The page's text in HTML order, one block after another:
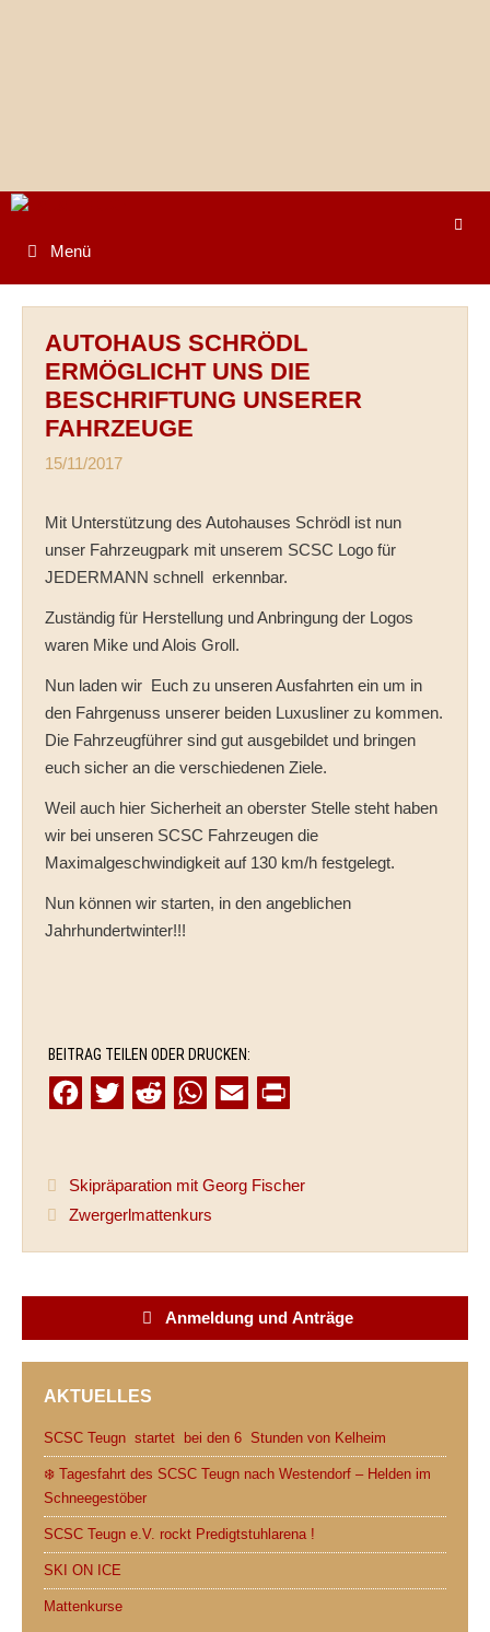
Menü
AUTOHAUS SCHRÖDL
ERMÖGLICHT UNS DIE
BESCHRIFTUNG UNSERER
FAHRZEUGE
15/11/2017
Mit Unterstützung des Autohauses Schrödl ist nun
unser Fahrzeugpark mit unserem SCSC Logo für
JEDERMANN schnell erkennbar.
Zuständig für Herstellung und Anbringung der Logos
waren Mike und Alois Groll.
Nun laden wir Euch zu unseren Ausfahrten ein um in
den Fahrgenuss unserer beiden Luxusliner zu kommen.
Die Fahrzeugführer sind gut ausgebildet und bringen
euch sicher an die verschiedenen Ziele.
Weil auch hier Sicherheit an oberster Stelle steht haben
wir bei unseren SCSC Fahrzeugen die
Maximalgeschwindigkeit auf 130 km/h festgelegt.
Nun können wir starten, in den angeblichen
Jahrhundertwinter!!!
BEITRAG TEILEN ODER DRUCKEN:
e
b
o
t
t
e
d
i
t
W
t
s
A
p
n
Skipräparation mit Georg Fischer
Zwergerlmattenkurs
Anmeldung und Anträge
AKTUELLES
SCSC Teugn startet bei den 6 Stunden von Kelheim
❄️ Tagesfahrt des SCSC Teugn nach Westendorf – Helden im
Schneegestöber
SCSC Teugn e.V. rockt Predigtstuhlarena !
SKI ON ICE
Mattenkurse